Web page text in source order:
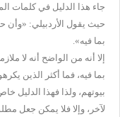
جاء هذا الدليل في كلمات
حيث يقول الأردبيلي: «وأن
بما فيه».
إلا أنه من الواضح أنه لا
بما فيه، فما أكثر الذين
بيوتهم، ولذا فهذا الدليل
لآخر، وإلا فلا يمكن جعل